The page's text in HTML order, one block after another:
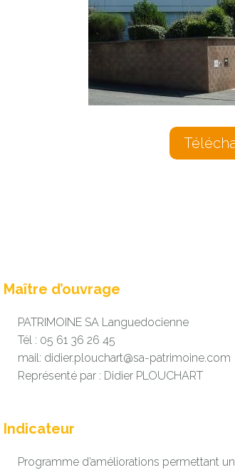
Maître d’ouvrage
PATRIMOINE SA Languedocienne
Tél : 05 61 36 26 45
mail: didier.plouchart@sa-patrimoine.com
Représenté par : Didier PLOUCHART
Indicateur
Programme d’améliorations permettant un